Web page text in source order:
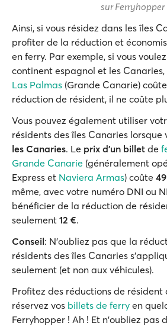
sur Ferryhopper
Ainsi, si vous résidez dans les îles
profiter de la réduction et
en ferry. Par exemple, si vous
continent espagnol et les Canaries,
Las Palmas (Grande Canarie) coûte
réduction de résident, il ne coûte
Vous pouvez également utiliser
résidents des îles Canaries lorsque
les Canaries. Le prix d’un billet de
Grande Canarie (généralement
Express et Naviera Armas) coûte
même, avec votre numéro DNI ou
bénéficier de la réduction de
seulement 12 €.
Conseil: N'oubliez pas que la
résidents des îles Canaries
seulement (et non aux véhicules).
Profitez des réductions de résident
réservez vos billets de ferry en
Ferryhopper ! Ah ! Et n'oubliez pas